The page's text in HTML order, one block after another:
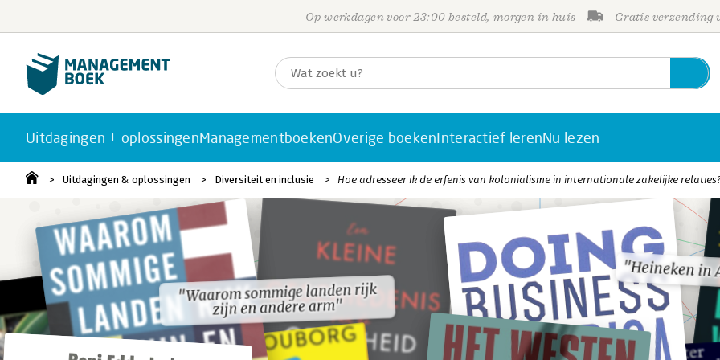
Op werkdagen voor 23:00 besteld, morgen in huis Gratis verzending
Uitdagingen + oplossingenManagementboekenOverige boekenInteractief lerenNu lezen
Uitdagingen & oplossingen Diversiteit en inclusie Hoe adresseer ik de erfenis van kolonialisme in internationale zakelijke
"Waarom sommige landen rijk
zijn en andere arm"
"Heineken in
"Waarom sommige landen rijk
zijn en andere arm"
"Heineken in